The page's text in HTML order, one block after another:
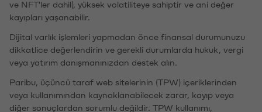
ve NFT'ler dahil), yüksek volatiliteye sahiptir ve ani değer
kayıpları yaşanabilir.
Dijital varlık işlemleri yapmadan önce finansal durumunuzu
dikkatlice değerlendirin ve gerekli durumlarda hukuk, vergi
veya yatırım danışmanınızdan destek alın.
Paribu, üçüncü taraf web sitelerinin (TPW) içeriklerinden
veya kullanımından kaynaklanabilecek zarar, kayıp veya
diğer sonuçlardan sorumlu değildir. TPW kullanımı,